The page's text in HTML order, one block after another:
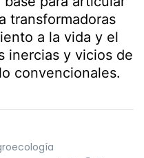
transformadoras
a la vida y el
inercias y vicios de
convencionales.